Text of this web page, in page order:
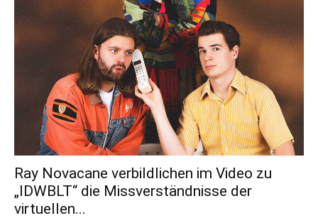
Ray Novacane verbildlichen im Video zu
„IDWBLT“ die Missverständnisse der
virtuellen...